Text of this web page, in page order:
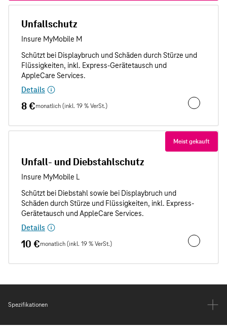
Unfallschutz
Details
8 €monatlich (inkl. 19 % VerSt.)
Meist gekauft
Unfall- und Diebstahlschutz
Details
10 €monatlich (inkl. 19 % VerSt.) Unfall- und
Spezifikationen